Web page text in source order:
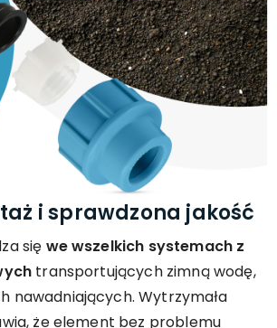
i sprawdzona jakość
się we wszelkich systemach z
transportujących zimną wodę,
nawadniających. Wytrzymała
że element bez problemu